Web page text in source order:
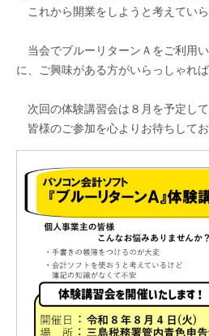
これから開業をしようと考えてい
当会でブルーリターンＡをご利用
に、ご興味がある方がいらっしゃれ
次回の体験講習会は８月を予定して
皆様のご参加を心よりお待ちしてお